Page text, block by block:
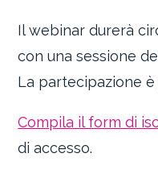
Il webinar durerà
con una sessione
La partecipazione è
Compila il form di
di accesso.